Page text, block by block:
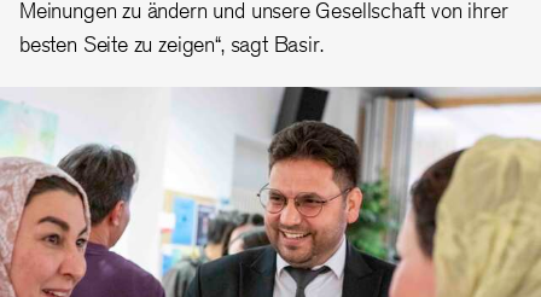
Meinungen zu ändern und unsere Gesellschaft von ihrer
besten Seite zu zeigen“, sagt Basir.